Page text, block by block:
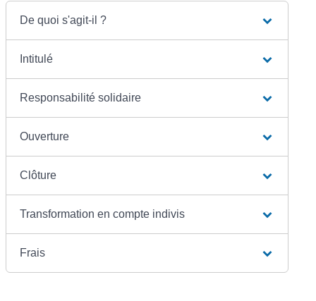
De quoi s'agit-il ?
Intitulé
Responsabilité solidaire
Ouverture
Clôture
Transformation en compte indivis
Frais